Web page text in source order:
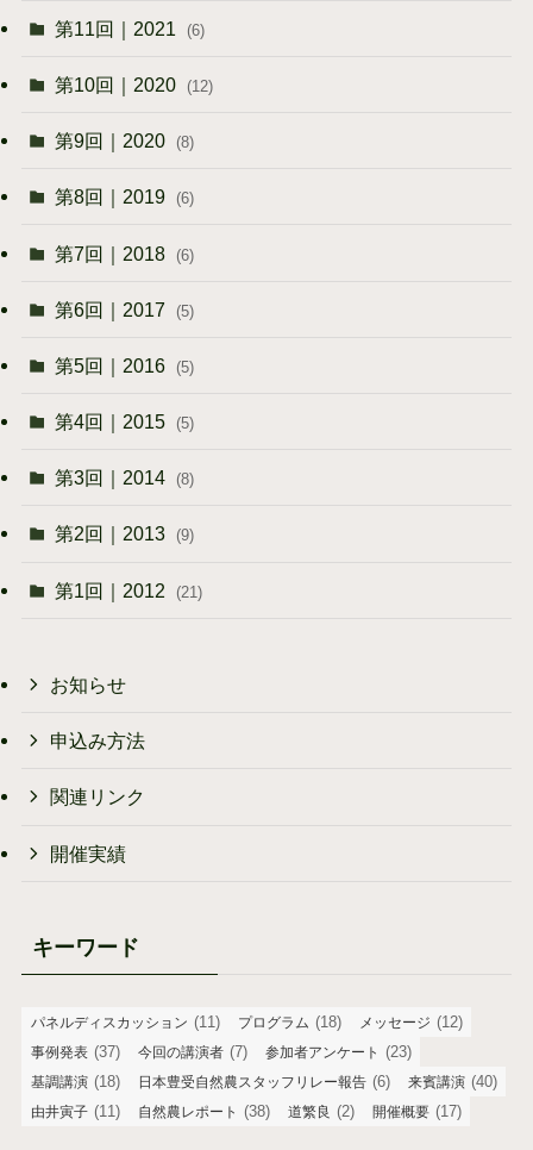
第11回｜2021 (6)
第10回｜2020 (12)
第9回｜2020 (8)
第8回｜2019 (6)
第7回｜2018 (6)
第6回｜2017 (5)
第5回｜2016 (5)
第4回｜2015 (5)
第3回｜2014 (8)
第2回｜2013 (9)
第1回｜2012 (21)
お知らせ
申込み方法
関連リンク
開催実績
キーワード
パネルディスカッション (11) プログラム (18) メッセージ (12)
事例発表 (37) 今回の講演者 (7) 参加者アンケート (23)
基調講演 (18) 日本豊受自然農スタッフリレー報告 (6) 来賓講演 (40)
由井寅子 (11) 自然農レポート (38) 道繁良 (2) 開催概要 (17)